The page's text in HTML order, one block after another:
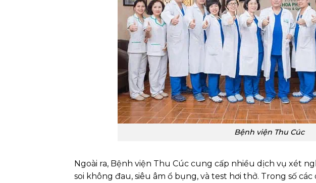
Bệnh viện Thu Cúc
Ngoài ra, Bệnh viện Thu Cúc cung cấp nhiều dịch vụ xét
soi không đau, siêu âm ổ bụng, và test hơi thở. Trong số